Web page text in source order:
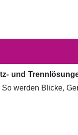
und
werden Blicke,